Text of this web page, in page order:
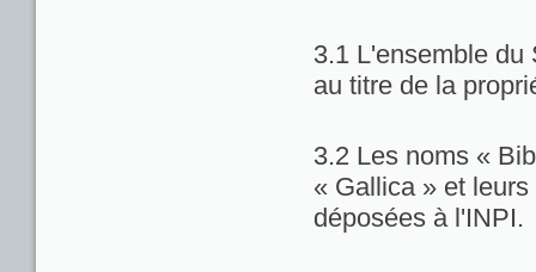
3.1 L'ensemble du
au titre de la
3.2 Les noms «
« Gallica » et
déposées à l'INPI.